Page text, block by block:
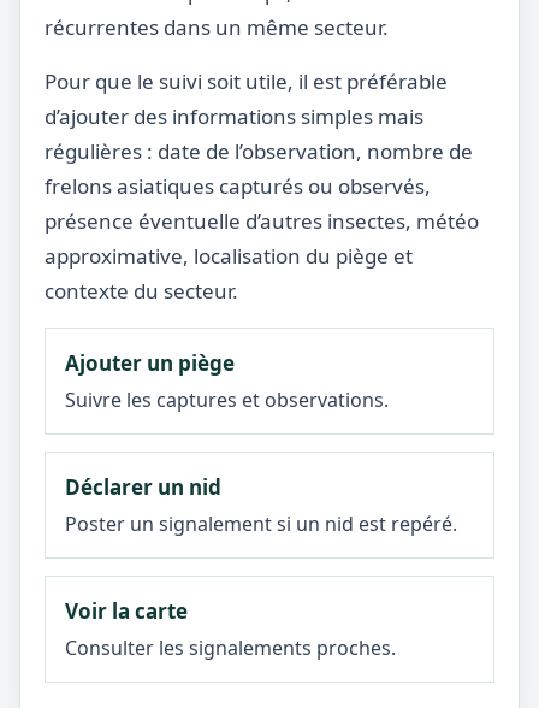
récurrentes dans un même secteur.
Pour que le suivi soit utile, il est préférable
d’ajouter des informations simples mais
régulières : date de l’observation, nombre de
frelons asiatiques capturés ou observés,
présence éventuelle d’autres insectes, météo
approximative, localisation du piège et
contexte du secteur.
Ajouter un piège
Suivre les captures et observations.
Déclarer un nid
Poster un signalement si un nid est repéré.
Voir la carte
Consulter les signalements proches.